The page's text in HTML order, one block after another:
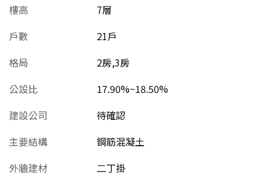
樓高
7層
戶數
21戶
格局
2房,3房
公設比
17.90%~18.50%
建設公司
待確認
主要結構
鋼筋混凝土
外牆建材
二丁掛